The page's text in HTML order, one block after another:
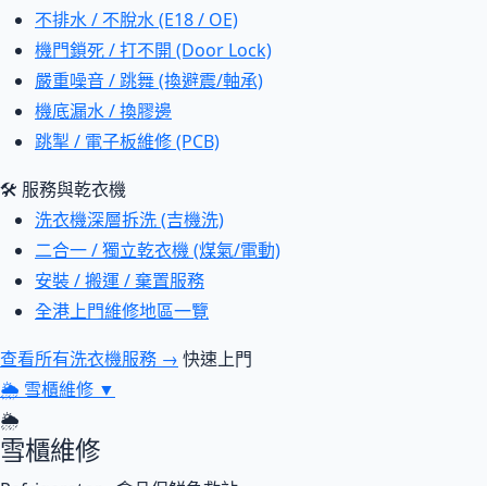
不排水 / 不脫水 (E18 / OE)
機門鎖死 / 打不開 (Door Lock)
嚴重噪音 / 跳舞 (換避震/軸承)
機底漏水 / 換膠邊
跳掣 / 電子板維修 (PCB)
🛠 服務與乾衣機
洗衣機深層拆洗 (吉機洗)
二合一 / 獨立乾衣機 (煤氣/電動)
安裝 / 搬運 / 棄置服務
全港上門維修地區一覽
查看所有洗衣機服務 → 快速上門
🌦 雪櫃維修 ▼
🌦
雪櫃維修